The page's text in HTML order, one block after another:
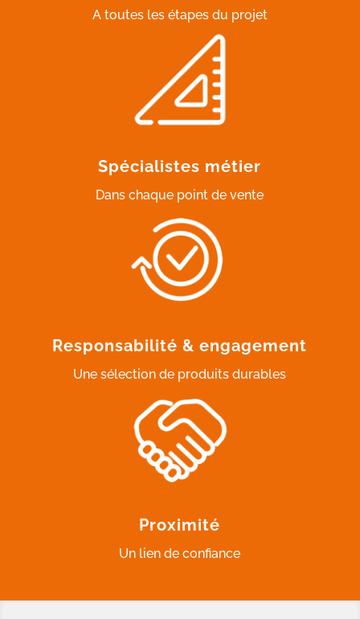
A toutes les étapes du projet
Spécialistes métier
Dans chaque point de vente
Responsabilité & engagement
Une sélection de produits durables
Proximité
Un lien de confiance